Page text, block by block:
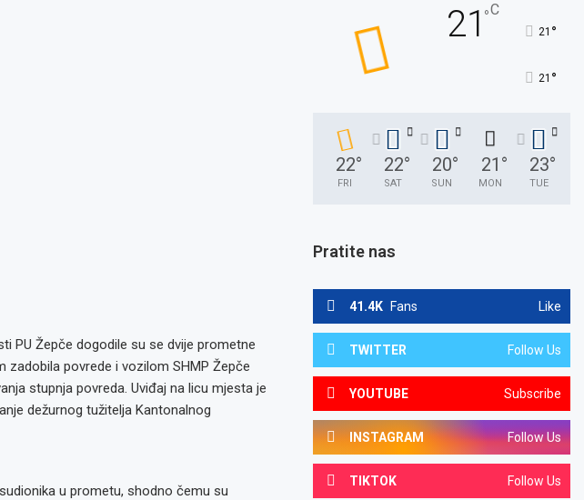
PU Žepče dogodile su se dvije prometne
zadobila povrede i vozilom SHMP Žepče
stupnja povreda. Uviđaj na licu mjesta je
dežurnog tužitelja Kantonalnog
u prometu, shodno čemu su
21°C
21 °
21 °
22°
FRI
22°
SAT
20°
SUN
21 °
MON
23°
TUE
Pratite nas
41.4K Fans Like
TWITTER Follow Us
YOUTUBE Subscribe
INSTAGRAM Follow Us
TIKTOK Follow Us